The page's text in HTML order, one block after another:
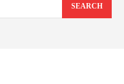
SEARCH